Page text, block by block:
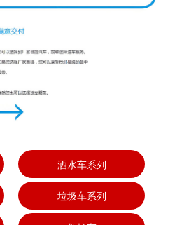
洒水车系列
垃圾车系列